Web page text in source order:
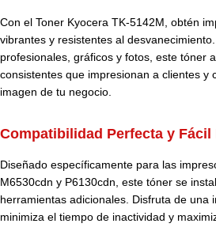
Con el Toner Kyocera TK-5142M, obtén
vibrantes y resistentes al
profesionales, gráficos y fotos, este tóner
consistentes que impresionan a clientes y
imagen de tu negocio.
Compatibilidad Perfecta y Fácil
Diseñado específicamente para las
M6530cdn y P6130cdn, este tóner se
herramientas adicionales. Disfruta de una
minimiza el tiempo de inactividad y